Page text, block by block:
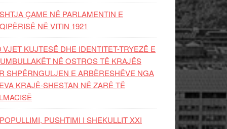
ÇAME NË PARLAMENTIN E
NË VITIN 1921
VJET KUJTESË DHE IDENTITET-TRYEZË E
NË OSTROS TË KRAJËS
SHPËRNGULJEN E ARBËRESHËVE NGA
KRAJË-SHESTAN NË ZARË TË
PUSHTIMI I SHEKULLIT XXI